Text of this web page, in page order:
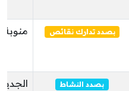
بصدد تدارك نقائص منوبة
بصدد النشاط